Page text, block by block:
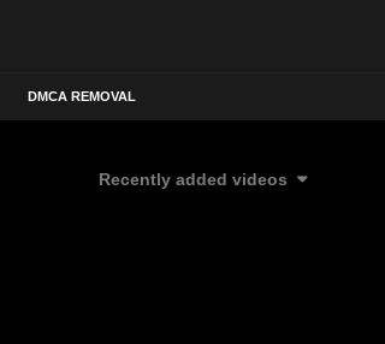
DMCA REMOVAL
Recently added videos